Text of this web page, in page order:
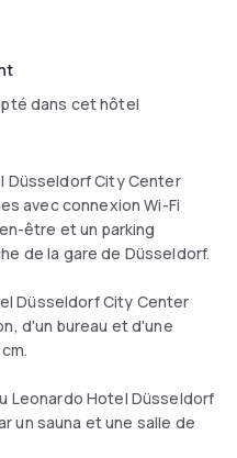
dans cet hôtel
Düsseldorf City Center
avec connexion Wi-Fi
être et un parking
de la gare de Düsseldorf.
Düsseldorf City Center
d'un bureau et d'une
Leonardo Hotel Düsseldorf
un sauna et une salle de